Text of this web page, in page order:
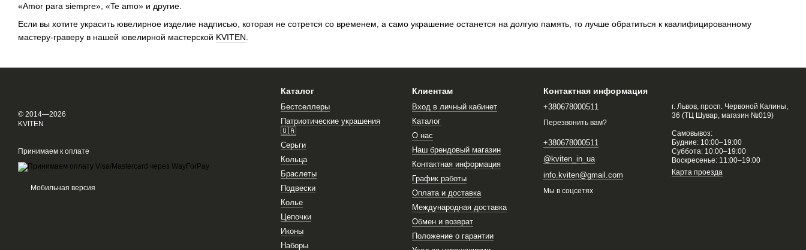
«Amor para siempre», «Te amo» и другие.
Если вы хотите украсить ювелирное изделие надписью, которая не сотрется со временем, а само украшение останется на долгую память, то лучше обратиться к квалифицированному
мастеру-граверу в ​​нашей ювелирной мастерской KVITEN
© 2014—2026
KVITEN
Принимаем к оплате
Мобильная версия
Каталог
Бестселлеры
Патриотические украшения
🇺🇦
Серьги
Кольца
Браслеты
Подвески
Колье
Цепочки
Иконы
Наборы
Клиентам
Вход в личный кабинет
Каталог
О нас
Наш брендовый магазин
Контактная информация
График работы
Оплата и доставка
Международная доставка
Обмен и возврат
Положение о гарантии
Контактная информация
+380678000511
Перезвонить вам?
+380678000511
@kviten_in_ua
info.kviten@gmail.com
г. Львов, просп. Червоной Калины,
36 (ТЦ Шувар, магазин №019)
Самовывоз:
Будние: 10:00–19:00
Суббота: 10:00–19:00
Воскресенье: 11:00–19:00
Карта проезда
Мы в соцсетях